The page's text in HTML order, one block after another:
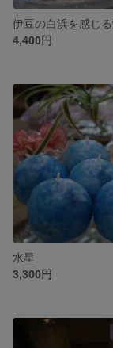
4,400円
水星
3,300円